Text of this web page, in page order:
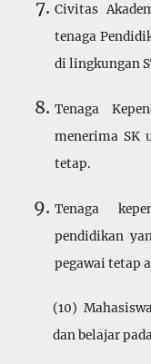
Civitas
tenaga
di lingkungan
Tenaga
menerima SK
tetap.
Tenaga
pendidikan
pegawai tetap
(10)
dan belajar